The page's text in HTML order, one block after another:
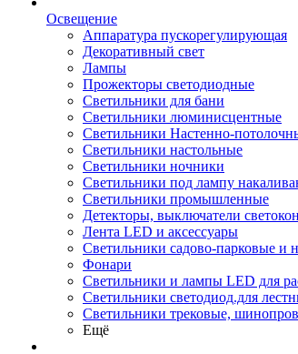
Освещение
Аппаратура пускорегулирующая
Декоративный свет
Лампы
Прожекторы светодиодные
Светильники для бани
Светильники люминисцентные
Светильники Настенно-
Светильники настольные
Светильники ночники
Светильники под лампу
Светильники промышленные
Детекторы, выключатели
Лента LED и аксессуары
Светильники садово-парковые и
Фонари
Светильники и лампы LED для
Светильники светодиод.для
Светильники трековые,
Ещё